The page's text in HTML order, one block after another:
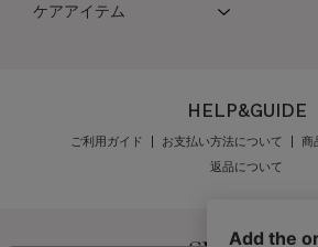
ケアアイテム
HELP&GUIDE
ご利用ガイド お支払い方法について
商
返品について